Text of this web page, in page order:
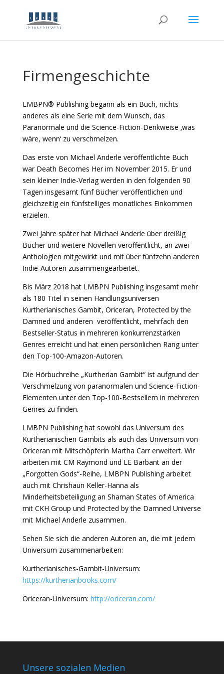
Firmengeschichte
LMBPN® Publishing begann als ein Buch, nichts
anderes als eine Serie mit dem Wunsch, das
Paranormale und die Science-Fiction-Denkweise ‚was
wäre, wenn‘ zu verschmelzen.
Das erste von Michael Anderle veröffentlichte Buch
war Death Becomes Her im November 2015. Er und
sein kleiner Indie-Verlag werden in den folgenden 90
Tagen insgesamt fünf Bücher veröffentlichen und
gleichzeitig ein fünfstelliges monatliches Einkommen
erzielen.
Zwei Jahre später hat Michael Anderle über dreißig
Bücher und weitere Novellen veröffentlicht, an zwei
Anthologien mitgewirkt und mit über fünfzehn anderen
Indie-Autoren zusammengearbeitet.
Bis März 2018 hat LMBPN Publishing insgesamt mehr
als 180 Titel in seinen Handlungsuniversen
Kurtherianisches Gambit, Oriceran, Protected by the
Damned und anderen veröffentlicht, mehrfach den
Bestseller-Status in mehreren konkurrenzstarken
Genres erreicht und hat einen persönlichen Rang unter
den Top-100-Amazon-Autoren.
Die Hörbuchreihe „Kurtherian Gambit“ ist aufgrund der
Verschmelzung von paranormalen und Science-Fiction-
Elementen unter den Top-100-Bestsellern in mehreren
Genres zu finden.
LMBPN Publishing hat sowohl das Universum des
Kurtherianischen Gambits als auch das Universum von
Oriceran mit Mitschöpferin Martha Carr erweitert. Wir
arbeiten mit CM Raymond und LE Barbant an der
„Forgotten Gods“-Reihe, LMBPN Publishing arbeitet
auch mit Chrishaun Keller-Hanna als
Minderheitsbeteiligung an Shaman States of America
mit CKH Group und Protected by the Damned Universe
mit Michael Anderle zusammen.
Sehen Sie sich die anderen Autoren an, die mit jedem
Universum zusammenarbeiten:
Kurtherianisches-Gambit-Universum:
https://kurtherianbooks.com/
Oriceran-Universum: http://oriceran.com/
Unsere sozialen Medien